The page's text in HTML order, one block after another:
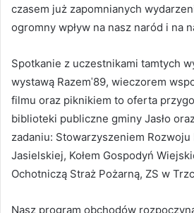
czasem już zapomnianych
ogromny wpływ na nasz naród i na
Spotkanie z uczestnikami tamtych
wystawą Razemˈ89, wieczorem
filmu oraz piknikiem to oferta
biblioteki publiczne gminy Jasło
zadaniu: Stowarzyszeniem
Jasielskiej, Kołem Gospodyń
Ochotniczą Straż Pożarną, ZS w
Nasz program obchodów